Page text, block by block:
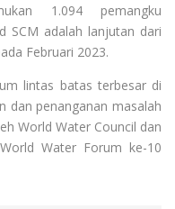
1.094 pemangku
SCM adalah lanjutan dari
Februari 2023.
lintas batas terbesar di
dan penanganan masalah
World Water Council dan
Water Forum ke-10